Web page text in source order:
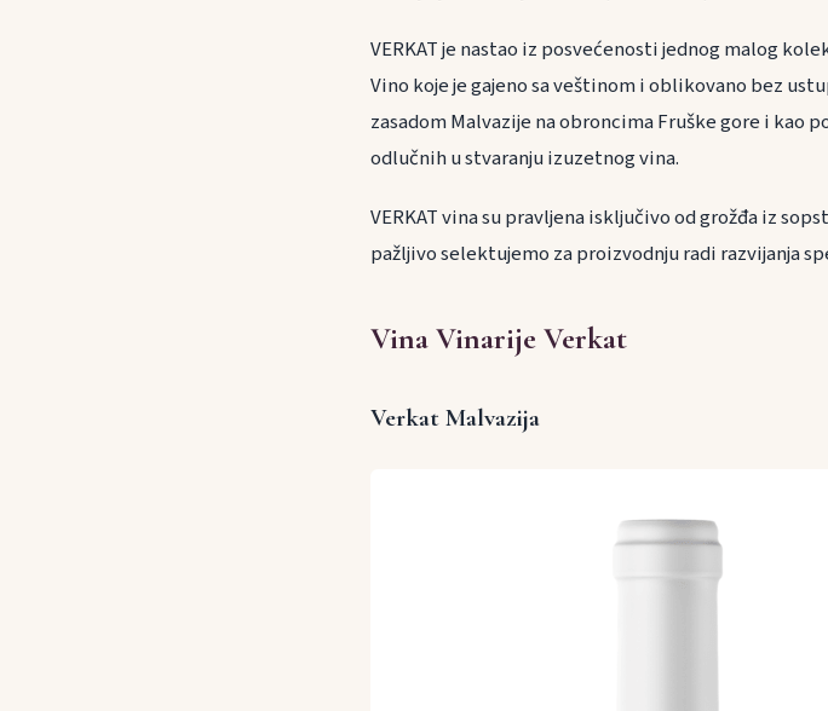
VERKAT je nastao iz posvećenosti jednog malog
Vino koje je gajeno sa veštinom i oblikovano bez
zasadom Malvazije na obroncima Fruške gore i kao
odlučnih u stvaranju izuzetnog vina.
VERKAT vina su pravljena isključivo od grožđa iz
pažljivo selektujemo za proizvodnju radi razvijanja
Vina Vinarije Verkat
Verkat Malvazija